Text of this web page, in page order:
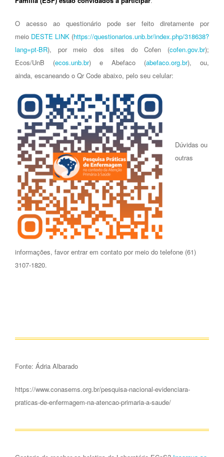
O acesso ao questionário pode ser feito diretamente por
meio DESTE LINK (https://questionarios.unb.br/index.php/318638?
lang=pt-BR), por meio dos sites do Cofen (cofen.gov.br);
Ecos/UnB (ecos.unb.br) e Abefaco (abefaco.org.br), ou,
ainda, escaneando o Qr Code abaixo, pelo seu celular:
Dúvidas ou
outras
informações, favor entrar em contato por meio do telefone (61)
3107-1820.
Fonte: Ádria Albarado
https://www.conasems.org.br/pesquisa-nacional-evidenciara-
praticas-de-enfermagem-na-atencao-primaria-a-saude/